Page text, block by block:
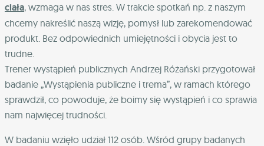
ciała, wzmaga w nas stres. W trakcie spotkań np. z naszym
chcemy nakreślić naszą wizję, pomysł lub zarekomendować
produkt. Bez odpowiednich umiejętności i obycia jest to
trudne.
Trener wystąpień publicznych Andrzej Różański przygotował
badanie „Wystąpienia publiczne i trema”, w ramach którego
sprawdził, co powoduje, że boimy się wystąpień i co sprawia
nam najwięcej trudności.
W badaniu wzięło udział 112 osób. Wśród grupy badanych